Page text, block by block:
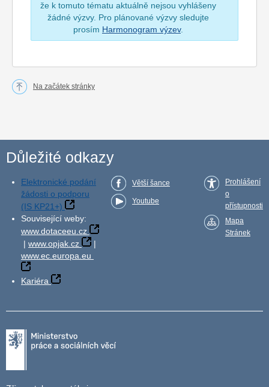
že k tomuto tématu aktuálně nejsou vyhlášeny
žádné výzvy. Pro plánované výzvy sledujte
prosím Harmonogram výzev.
Na začátek stránky
Důležité odkazy
Elektronické podání
žádosti o podporu
(IS KP21+)
Související weby:
www.dotaceeu.cz
| www.opjak.cz
|
www.ec.europa.eu
Kariéra
Větší šance
Youtube
Prohlášení
o
přístupnosti
Mapa
Stránek